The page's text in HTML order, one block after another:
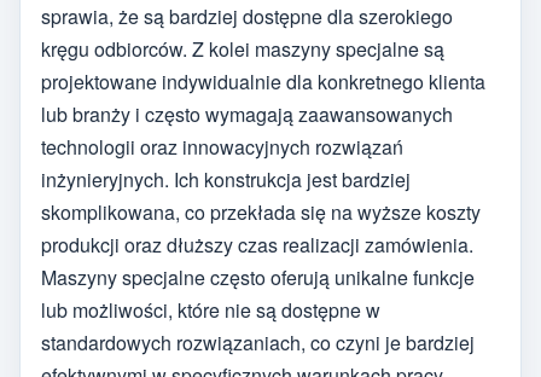
sprawia, że są bardziej dostępne dla szerokiego
kręgu odbiorców. Z kolei maszyny specjalne są
projektowane indywidualnie dla konkretnego klienta
lub branży i często wymagają zaawansowanych
technologii oraz innowacyjnych rozwiązań
inżynieryjnych. Ich konstrukcja jest bardziej
skomplikowana, co przekłada się na wyższe koszty
produkcji oraz dłuższy czas realizacji zamówienia.
Maszyny specjalne często oferują unikalne funkcje
lub możliwości, które nie są dostępne w
standardowych rozwiązaniach, co czyni je bardziej